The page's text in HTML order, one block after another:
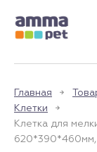
Главная
Клетки
Клетка для
620*390*460мм,